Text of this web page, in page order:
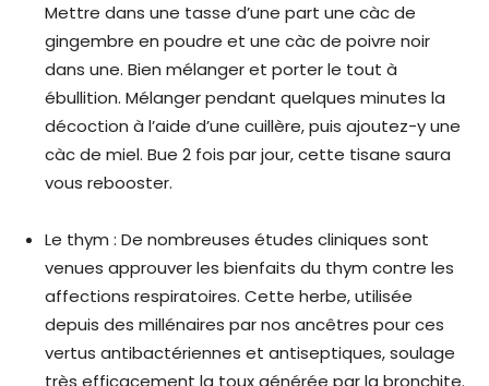
Mettre dans une tasse d’une part une càc de
gingembre en poudre et une càc de poivre noir
dans une. Bien mélanger et porter le tout à
ébullition. Mélanger pendant quelques minutes la
décoction à l’aide d’une cuillère, puis ajoutez-y une
càc de miel. Bue 2 fois par jour, cette tisane saura
vous rebooster.
Le thym : De nombreuses études cliniques sont
venues approuver les bienfaits du thym contre les
affections respiratoires. Cette herbe, utilisée
depuis des millénaires par nos ancêtres pour ces
vertus antibactériennes et antiseptiques, soulage